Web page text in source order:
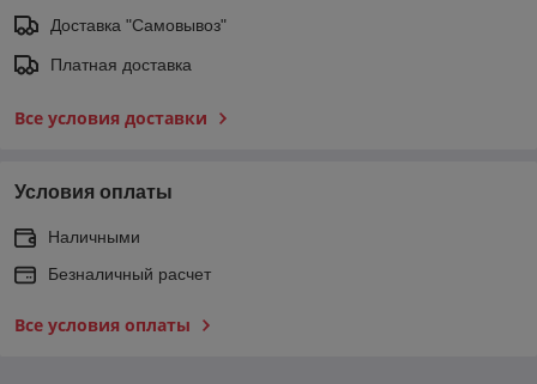
Доставка "Самовывоз"
Платная доставка
Все условия доставки
Условия оплаты
Наличными
Безналичный расчет
Все условия оплаты